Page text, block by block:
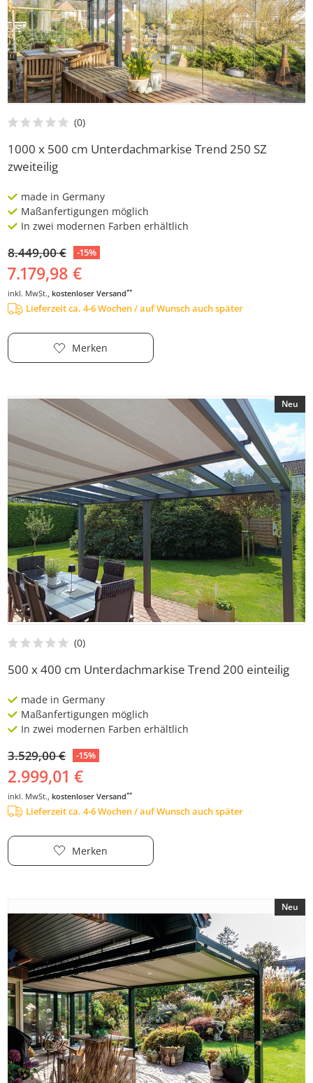
1000 x 500 cm Unterdachmarkise Trend 250 SZ
zweiteilig
made in Germany
Maßanfertigungen möglich
In zwei modernen Farben erhältlich
8.449,00 € -15%
7.179,98 €
inkl. MwSt., kostenloser Versand**
Lieferzeit ca. 4-6 Wochen / auf Wunsch auch später
Merken
Neu
500 x 400 cm Unterdachmarkise Trend 200 einteilig
made in Germany
Maßanfertigungen möglich
In zwei modernen Farben erhältlich
3.529,00 € -15%
2.999,01 €
inkl. MwSt., kostenloser Versand**
Lieferzeit ca. 4-6 Wochen / auf Wunsch auch später
Merken
Neu